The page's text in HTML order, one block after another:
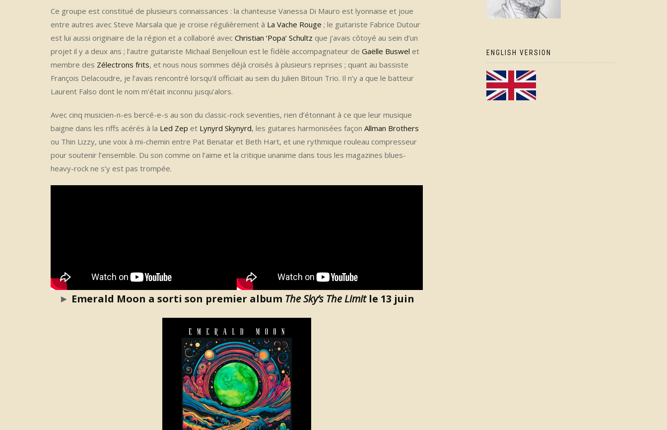
Ce groupe est constitué de plusieurs connaissances : la chanteuse Vanessa Di Mauro est lyonnaise et joue
entre autres avec Steve Marsala que je croise régulièrement à La Vache Rouge ; le guitariste Fabrice Dutour
est lui aussi originaire de la région et a collaboré avec Christian ‘Popa’ Schultz que j’avais côtoyé au sein d’un
projet il y a deux ans ; l’autre guitariste Michaal Benjelloun est le fidèle accompagnateur de Gaëlle Buswel et
membre des Zélectrons frits, et nous nous sommes déjà croisés à plusieurs reprises ; quant au bassiste
François Delacoudre, je l’avais rencontré lorsqu’il officiait au sein du Julien Bitoun Trio. Il n’y a que le batteur
Laurent Falso dont le nom m’était inconnu jusqu’alors.
Avec cinq musicien-n-es bercé-e-s au son du classic-rock seventies, rien d’étonnant à ce que leur musique
baigne dans les riffs acérés à la Led Zep et Lynyrd Skynyrd, les guitares harmonisées façon Allman Brothers
ou Thin Lizzy, une voix à mi-chemin entre Pat Benatar et Beth Hart, et une rythmique rouleau compresseur
pour soutenir l’ensemble. Du son comme on l’aime et la critique unanime dans tous les magazines blues-
heavy-rock ne s’y est pas trompée.
► Emerald Moon a sorti son premier album The Sky’s The Limitle 13 juin
ENGLISH VERSION